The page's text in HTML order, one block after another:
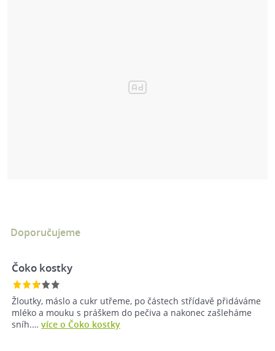
Doporučujeme
Čoko kostky
Žloutky, máslo a cukr utřeme, po částech střídavě přidáváme
mléko a mouku s práškem do pečiva a nakonec zašleháme
sníh.… více o Čoko kostky